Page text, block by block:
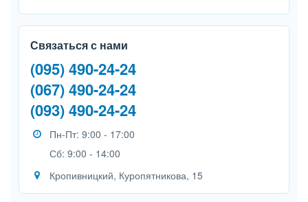
Связаться с нами
(095) 490-24-24
(067) 490-24-24
(093) 490-24-24
Пн-Пт: 9:00 - 17:00
Сб: 9:00 - 14:00
Кропивницкий, Куропятникова, 15